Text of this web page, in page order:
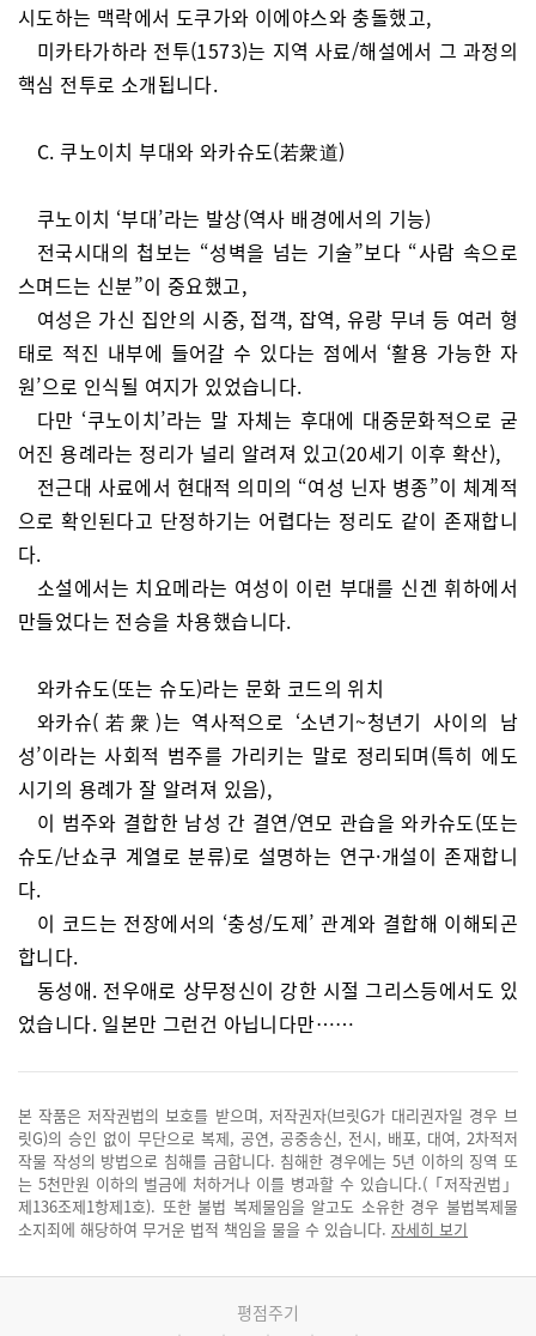
시도하는 맥락에서 도쿠가와 이에야스와 충돌했고,
미카타가하라 전투(1573)는 지역 사료/해설에서 그 과정의
핵심 전투로 소개됩니다.
C. 쿠노이치 부대와 와카슈도(若衆道)
쿠노이치 ‘부대’라는 발상(역사 배경에서의 기능)
전국시대의 첩보는 “성벽을 넘는 기술”보다 “사람 속으로
스며드는 신분”이 중요했고,
여성은 가신 집안의 시중, 접객, 잡역, 유랑 무녀 등 여러 형
태로 적진 내부에 들어갈 수 있다는 점에서 ‘활용 가능한 자
원’으로 인식될 여지가 있었습니다.
다만 ‘쿠노이치’라는 말 자체는 후대에 대중문화적으로 굳
어진 용례라는 정리가 널리 알려져 있고(20세기 이후 확산),
전근대 사료에서 현대적 의미의 “여성 닌자 병종”이 체계적
으로 확인된다고 단정하기는 어렵다는 정리도 같이 존재합니
다.
소설에서는 치요메라는 여성이 이런 부대를 신겐 휘하에서
만들었다는 전승을 차용했습니다.
와카슈도(또는 슈도)라는 문화 코드의 위치
와카슈(若衆)는 역사적으로 ‘소년기~청년기 사이의 남
성’이라는 사회적 범주를 가리키는 말로 정리되며(특히 에도
시기의 용례가 잘 알려져 있음),
이 범주와 결합한 남성 간 결연/연모 관습을 와카슈도(또는
슈도/난쇼쿠 계열로 분류)로 설명하는 연구·개설이 존재합니
다.
이 코드는 전장에서의 ‘충성/도제’ 관계와 결합해 이해되곤
합니다.
동성애. 전우애로 상무정신이 강한 시절 그리스등에서도 있
었습니다. 일본만 그런건 아닙니다만……
본 작품은 저작권법의 보호를 받으며, 저작권자(브릿G가 대리권자일 경우 브
릿G)의 승인 없이 무단으로 복제, 공연, 공중송신, 전시, 배포, 대여, 2차적저
작물 작성의 방법으로 침해를 금합니다. 침해한 경우에는 5년 이하의 징역 또
는 5천만원 이하의 벌금에 처하거나 이를 병과할 수 있습니다.(「저작권법」
제136조제1항제1호). 또한 불법 복제물임을 알고도 소유한 경우 불법복제물
소지죄에 해당하여 무거운 법적 책임을 물을 수 있습니다. 자세히 보기
평점주기